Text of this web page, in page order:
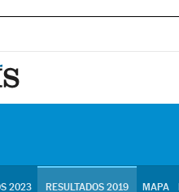
2023 RESULTADOS 2019 MAPA